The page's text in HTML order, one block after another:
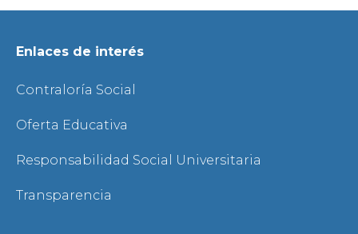
Enlaces de interés
Contraloría Social
Oferta Educativa
Responsabilidad Social Universitaria
Transparencia